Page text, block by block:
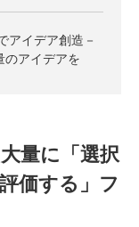
アイデア創造－
のアイデアを
量に「選択
価する」フ